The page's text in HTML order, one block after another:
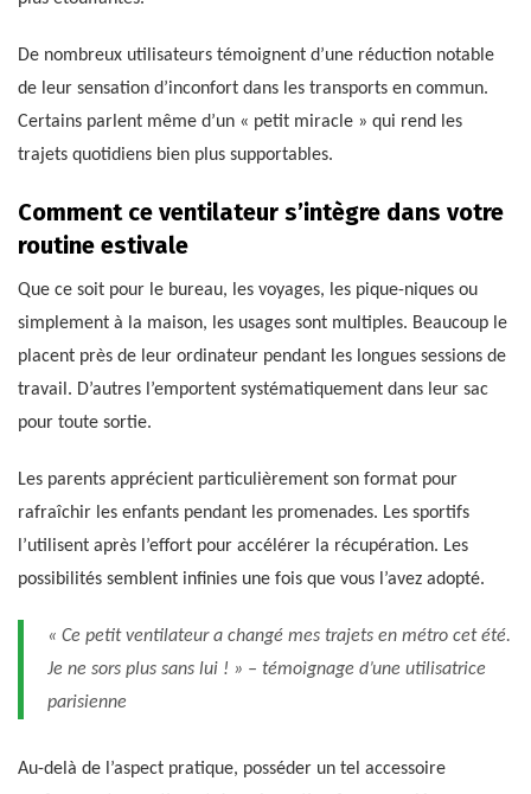
De nombreux utilisateurs témoignent d’une réduction notable
de leur sensation d’inconfort dans les transports en commun.
Certains parlent même d’un « petit miracle » qui rend les
trajets quotidiens bien plus supportables.
Comment ce ventilateur s’intègre dans votre
routine estivale
Que ce soit pour le bureau, les voyages, les pique-niques ou
simplement à la maison, les usages sont multiples. Beaucoup le
placent près de leur ordinateur pendant les longues sessions de
travail. D’autres l’emportent systématiquement dans leur sac
pour toute sortie.
Les parents apprécient particulièrement son format pour
rafraîchir les enfants pendant les promenades. Les sportifs
l’utilisent après l’effort pour accélérer la récupération. Les
possibilités semblent infinies une fois que vous l’avez adopté.
« Ce petit ventilateur a changé mes trajets en métro cet été.
Je ne sors plus sans lui ! » – témoignage d’une utilisatrice
parisienne
Au-delà de l’aspect pratique, posséder un tel accessoire